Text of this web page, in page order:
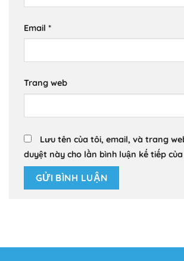
Email *
Trang web
Lưu tên của tôi, email, và trang
duyệt này cho lần bình luận kế tiếp